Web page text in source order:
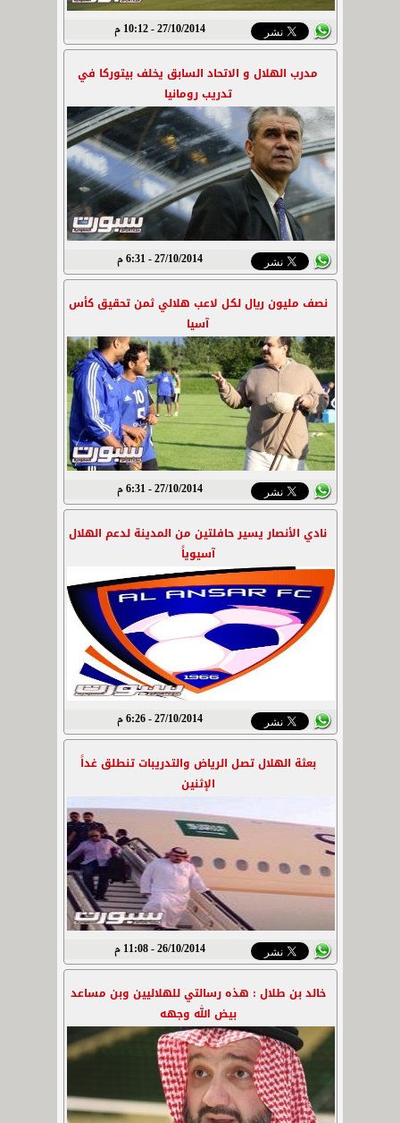
27/10/2014 - 10:12 م
مدرب الهلال و الاتحاد السابق يخلف بيتوركا في
تدريب رومانيا
27/10/2014 - 6:31 م
نصف مليون ريال لكل لاعب هلالي ثمن تحقيق كأس
آسيا
27/10/2014 - 6:31 م
نادي الأنصار يسير حافلتين من المدينة لدعم الهلال
آسيوياً
27/10/2014 - 6:26 م
بعثة الهلال تصل الرياض والتدريبات تنطلق غداً
الإثنين
26/10/2014 - 11:08 م
خالد بن طلال : هذه رسالتي للهلاليين وبن مساعد
بيض الله وجهه